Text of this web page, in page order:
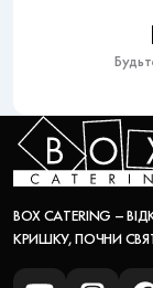
BOX CATERING –
КРИШКУ, ПОЧНИ